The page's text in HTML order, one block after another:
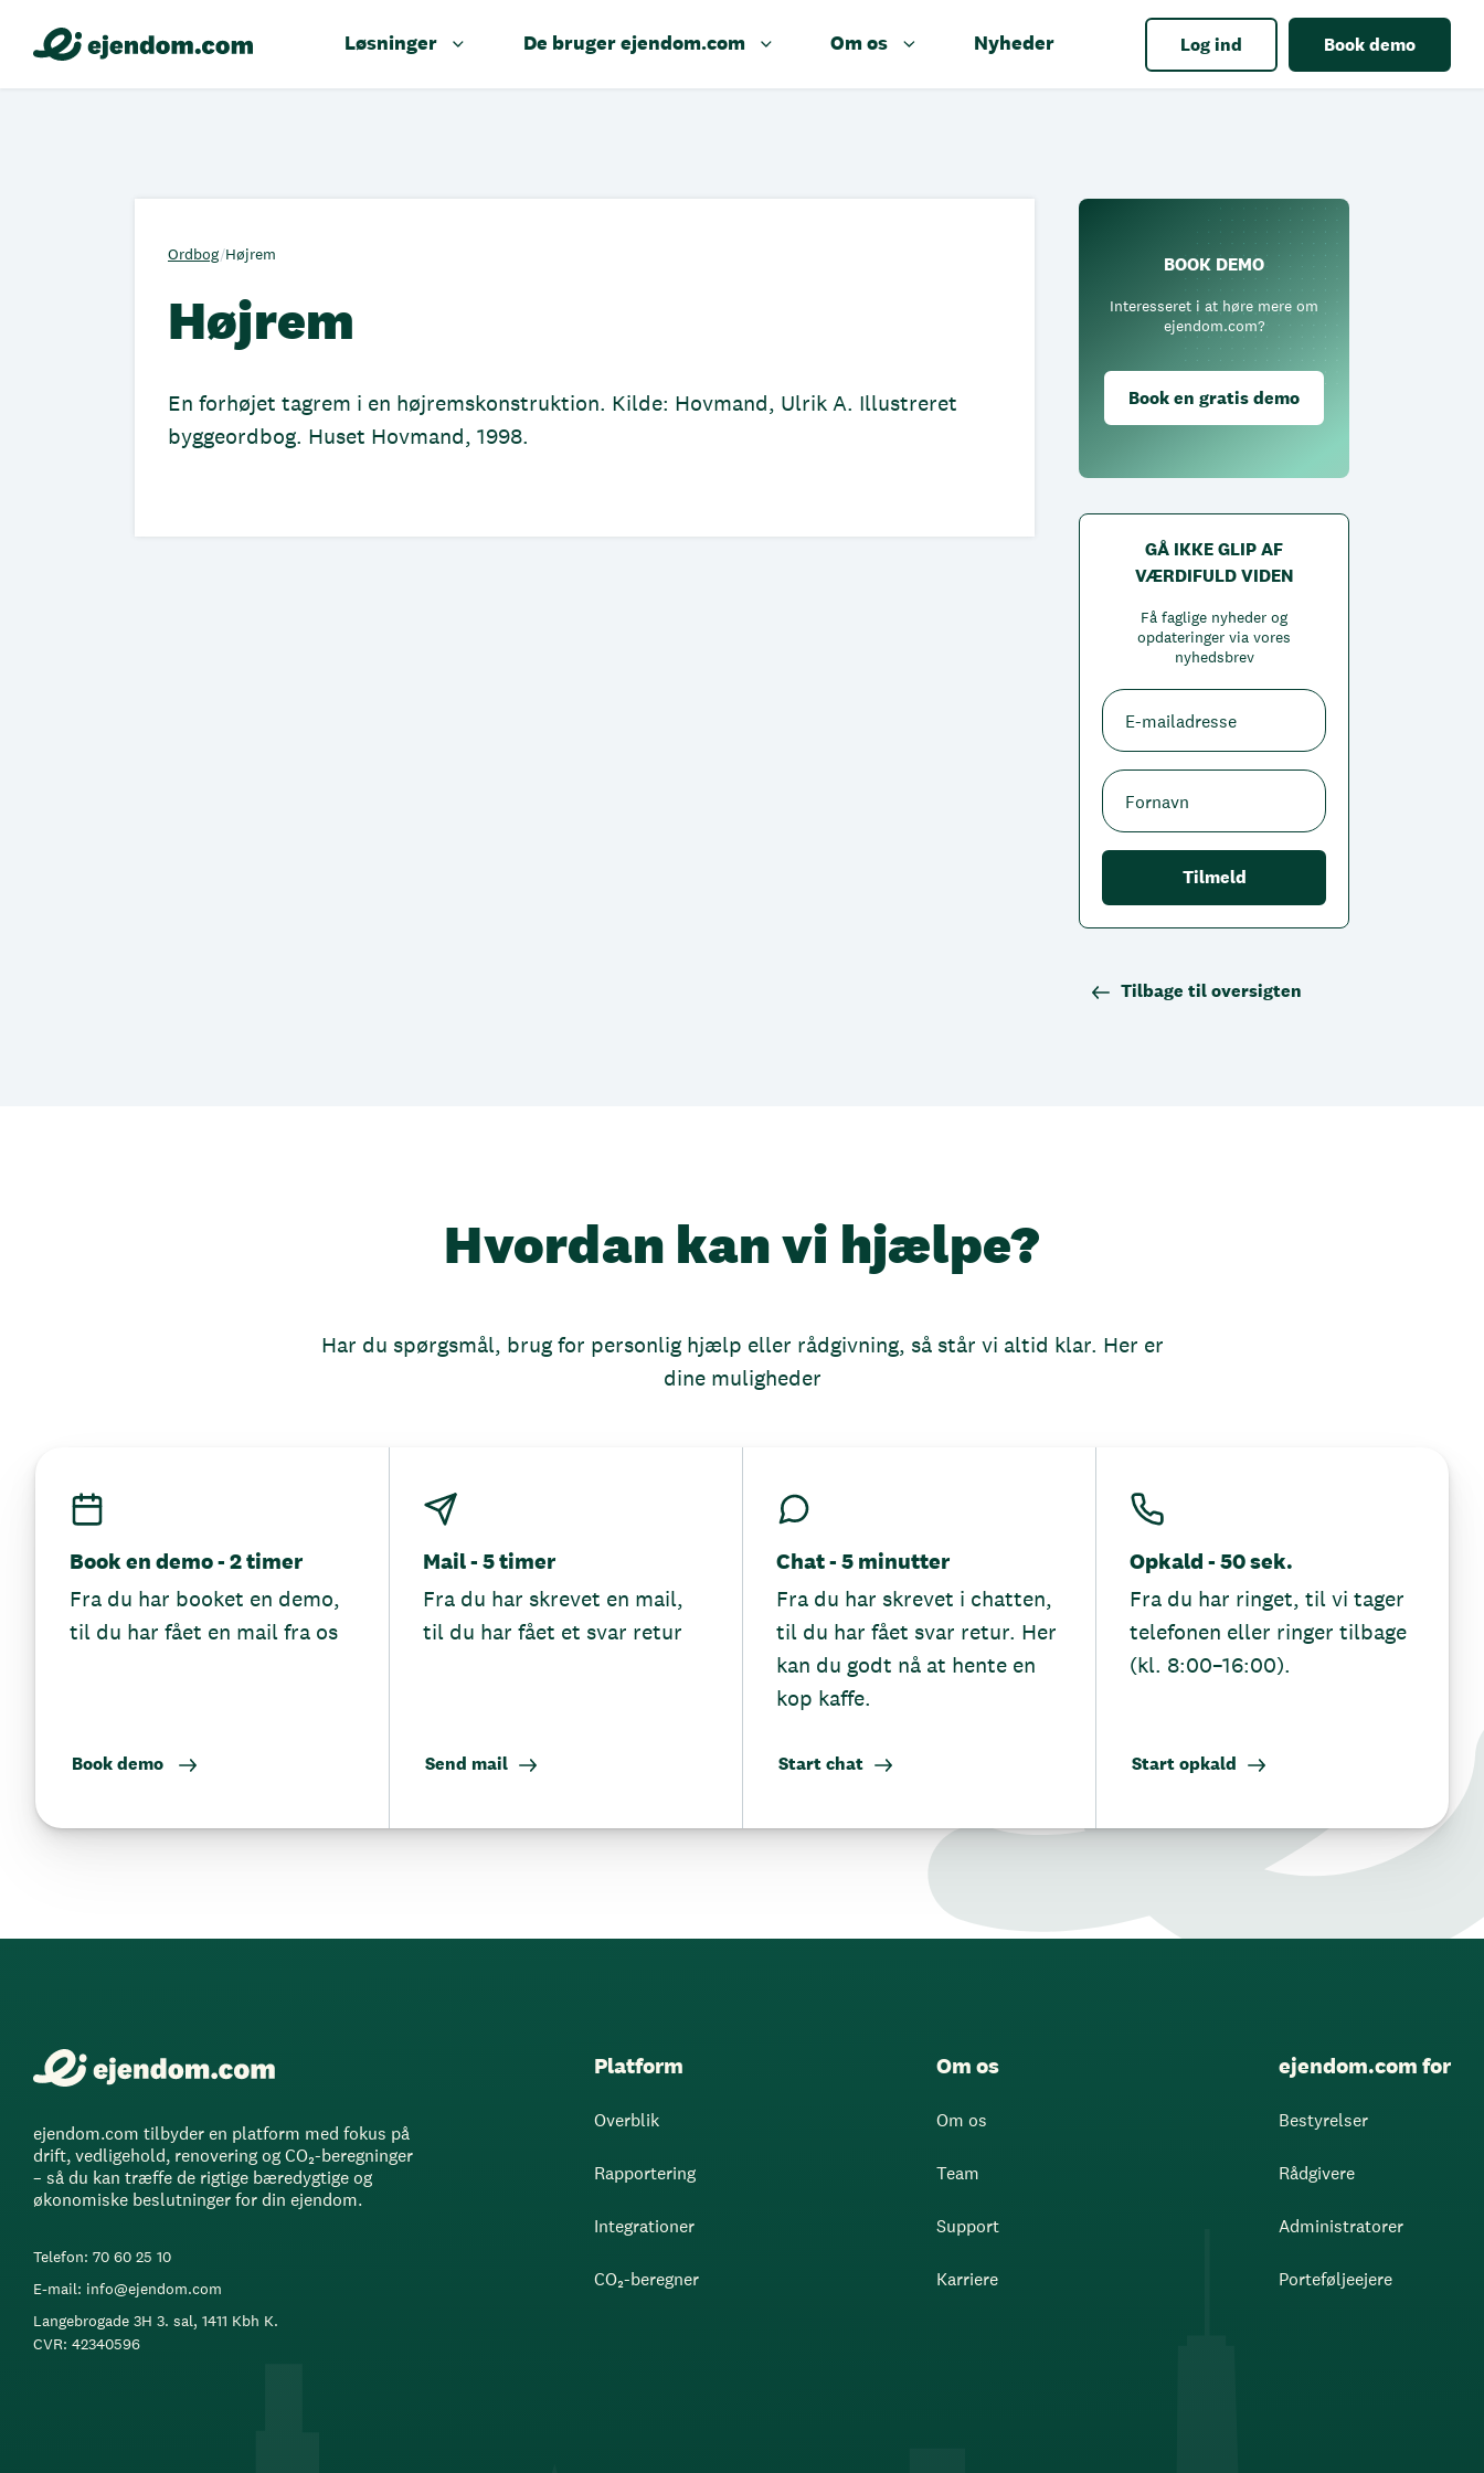
Løsninger De bruger ejendom.com Om os Nyheder Log ind Book demo
Ordbog/Højrem
Højrem
En forhøjet tagrem i en højremskonstruktion. Kilde: Hovmand, Ulrik A. Illustreret
byggeordbog. Huset Hovmand, 1998.
BOOK DEMO
Interesseret i at høre mere om
ejendom.com?
Book en gratis demo
GÅ IKKE GLIP AF
VÆRDIFULD VIDEN
Få faglige nyheder og
opdateringer via vores
nyhedsbrev
Tilbage til oversigten
Hvordan kan vi hjælpe?
Har du spørgsmål, brug for personlig hjælp eller rådgivning, så står vi altid klar. Her er
dine muligheder
Book en demo - 2 timer
Fra du har booket en demo,
til du har fået en mail fra os
Book demo
Mail - 5 timer
Fra du har skrevet en mail,
til du har fået et svar retur
Send mail
Chat - 5 minutter
Fra du har skrevet i chatten,
til du har fået svar retur. Her
kan du godt nå at hente en
kop kaffe.
Start chat
Opkald - 50 sek.
Fra du har ringet, til vi tager
telefonen eller ringer tilbage
(kl. 8:00–16:00).
Start opkald
ejendom.com tilbyder en platform med fokus på
drift, vedligehold, renovering og CO₂-beregninger
– så du kan træffe de rigtige bæredygtige og
økonomiske beslutninger for din ejendom.
Telefon: 70 60 25 10
E-mail: info@ejendom.com
Langebrogade 3H 3. sal, 1411 Kbh K.
CVR: 42340596
Platform
Overblik
Rapportering
Integrationer
CO₂-beregner
Om os
Om os
Team
Support
Karriere
ejendom.com for
Bestyrelser
Rådgivere
Administratorer
Porteføljeejere